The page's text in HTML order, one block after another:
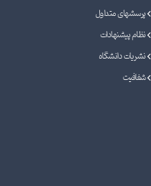
پرسشهای متداول
نظام پیشنهادات
نشریات دانشگاه
شفافیت